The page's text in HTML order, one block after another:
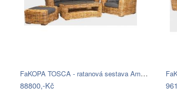
FaKOPA TOSCA - ratanová sestava Amy Mdum
88800,-Kč